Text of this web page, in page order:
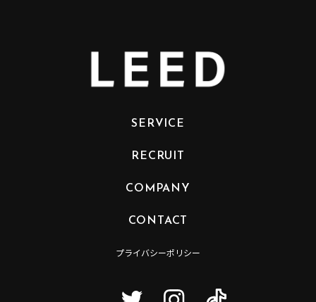
SERVICE
RECRUIT
COMPANY
CONTACT
プライバシーポリシー